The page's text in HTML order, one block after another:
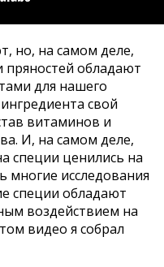
но, на самом деле,
пряностей обладают
для нашего
свой
витаминов и
И, на самом деле,
специи ценились на
многие исследования
специи обладают
воздействием на
видео я собрал